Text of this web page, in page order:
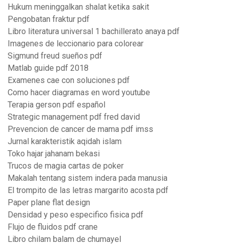
Hukum meninggalkan shalat ketika sakit
Pengobatan fraktur pdf
Libro literatura universal 1 bachillerato anaya pdf
Imagenes de leccionario para colorear
Sigmund freud sueños pdf
Matlab guide pdf 2018
Examenes cae con soluciones pdf
Como hacer diagramas en word youtube
Terapia gerson pdf español
Strategic management pdf fred david
Prevencion de cancer de mama pdf imss
Jurnal karakteristik aqidah islam
Toko hajar jahanam bekasi
Trucos de magia cartas de poker
Makalah tentang sistem indera pada manusia
El trompito de las letras margarito acosta pdf
Paper plane flat design
Densidad y peso especifico fisica pdf
Flujo de fluidos pdf crane
Libro chilam balam de chumayel